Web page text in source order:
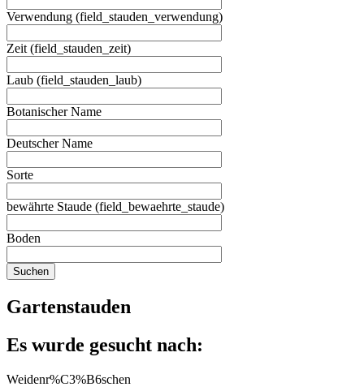
Verwendung (field_stauden_verwendung)
Zeit (field_stauden_zeit)
Laub (field_stauden_laub)
Botanischer Name
Deutscher Name
Sorte
bewährte Staude (field_bewaehrte_staude)
Boden
Gartenstauden
Es wurde gesucht nach:
Weidenr%C3%B6schen